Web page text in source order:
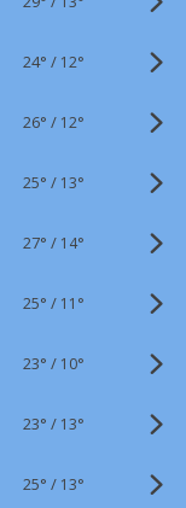
24° / 12°
26° / 12°
25° / 13°
27° / 14°
25° / 11°
23° / 10°
23° / 13°
25° / 13°